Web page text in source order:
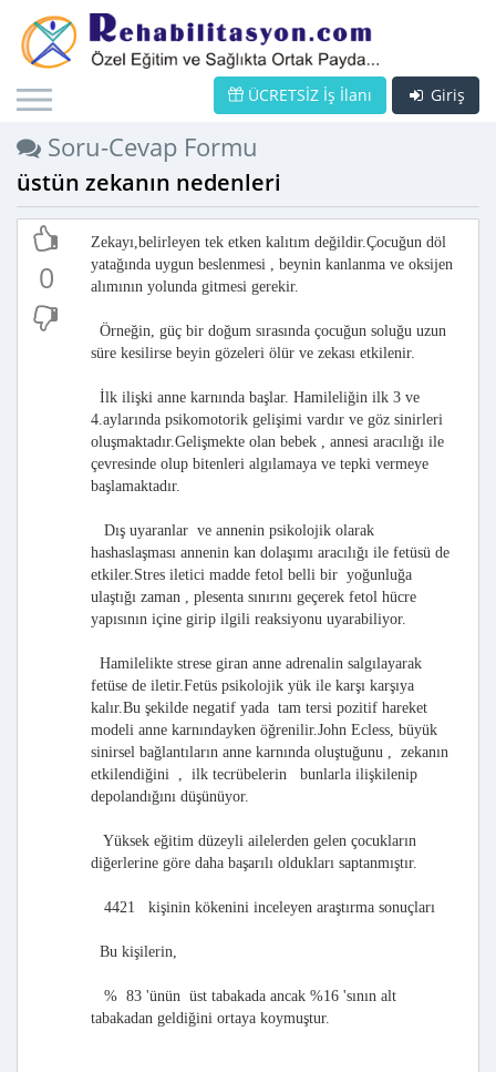
Giriş
ÜCRETSİZ İş İlanı
Soru-Cevap Formu
üstün zekanın nedenleri
0
Zekayı,belirleyen tek etken kalıtım değildir.Çocuğun döl
yatağında uygun beslenmesi , beynin kanlanma ve oksijen
alımının yolunda gitmesi gerekir.
Örneğin, güç bir doğum sırasında çocuğun soluğu uzun
süre kesilirse beyin gözeleri ölür ve zekası etkilenir.
İlk ilişki anne karnında başlar. Hamileliğin ilk 3 ve
4.aylarında psikomotorik gelişimi vardır ve göz sinirleri
oluşmaktadır.Gelişmekte olan bebek , annesi aracılığı ile
çevresinde olup bitenleri algılamaya ve tepki vermeye
başlamaktadır.
Dış uyaranlar ve annenin psikolojik olarak
hashaslaşması annenin kan dolaşımı aracılığı ile fetüsü de
etkiler.Stres iletici madde fetol belli bir yoğunluğa
ulaştığı zaman , plesenta sınırını geçerek fetol hücre
yapısının içine girip ilgili reaksiyonu uyarabiliyor.
Hamilelikte strese giran anne adrenalin salgılayarak
fetüse de iletir.Fetüs psikolojik yük ile karşı karşıya
kalır.Bu şekilde negatif yada tam tersi pozitif hareket
modeli anne karnındayken öğrenilir.John Ecless, büyük
sinirsel bağlantıların anne karnında oluştuğunu , zekanın
etkilendiğini , ilk tecrübelerin bunlarla ilişkilenip
depolandığını düşünüyor.
Yüksek eğitim düzeyli ailelerden gelen çocukların
diğerlerine göre daha başarılı oldukları saptanmıştır.
4421 kişinin kökenini inceleyen araştırma sonuçları
Bu kişilerin,
% 83 'ünün üst tabakada ancak %16 'sının alt
tabakadan geldiğini ortaya koymuştur.